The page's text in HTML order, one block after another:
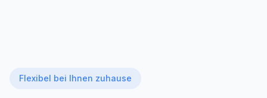
Flexibel bei Ihnen zuhause